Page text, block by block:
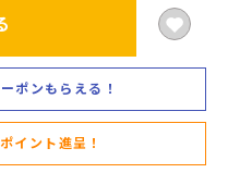
ポンもらえる！
イント進呈！